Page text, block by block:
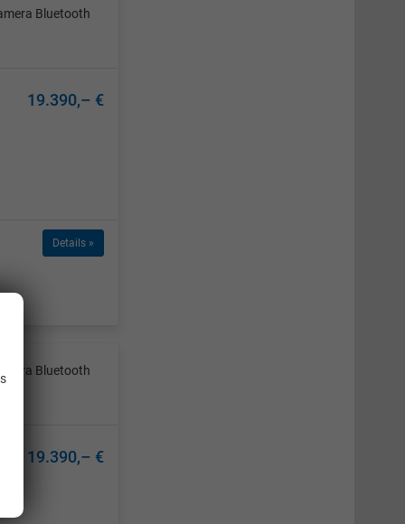
Bluetooth
19.390,– €
Details »
Bluetooth
19.390,– €